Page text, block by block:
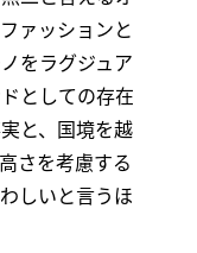
ァッションと
をラグジュア
としての存在
と、国境を越
さを考慮する
しいと言うほ